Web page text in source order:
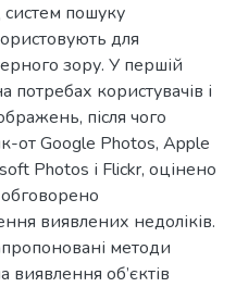
систем пошуку
для
зору. У першій
потребах користувачів і
після чого
от Google Photos, Apple
Photos і Flickr, оцінено
обговорено
виявлених недоліків.
методи
об’єктів